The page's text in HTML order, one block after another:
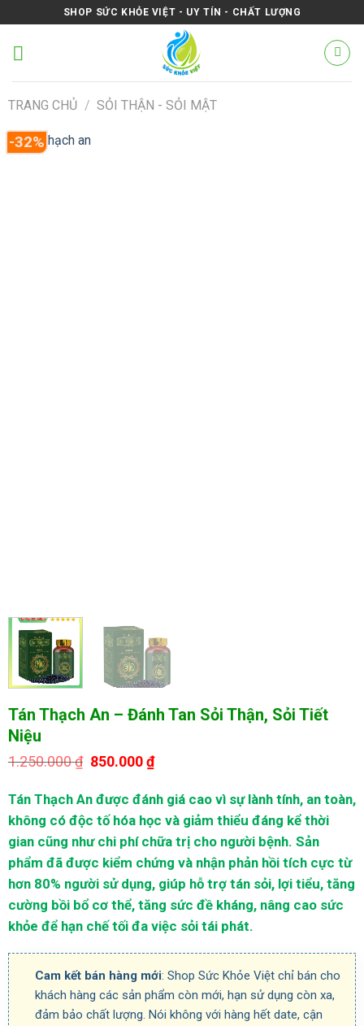
to
content
SHOP SỨC KHỎE VIỆT - UY TÍN - CHẤT LƯỢNG
TRANG CHỦ / SỎI THẬN - SỎI MẬT
-32%
Tán Thạch An – Đánh Tan Sỏi Thận, Sỏi Tiết
Niệu
1.250.000₫ Giá
là:
1.250.000 ₫.
850.000₫Giá
là:
850.000 ₫.
Tán Thạch An được đánh giá cao vì sự lành tính, an toàn,
không có độc tố hóa học và giảm thiểu đáng kể thời
gian cũng như chi phí chữa trị cho người bệnh. Sản
phẩm đã được kiểm chứng và nhận phản hồi tích cực từ
hơn 80% người sử dụng, giúp hỗ trợ tán sỏi, lợi tiểu, tăng
cường bồi bổ cơ thể, tăng sức đề kháng, nâng cao sức
khỏe để hạn chế tối đa việc sỏi tái phát.
Cam kết bán hàng mới: Shop Sức Khỏe Việt chỉ bán cho
khách hàng các sản phẩm còn mới, hạn sử dụng còn xa,
đảm bảo chất lượng. Nói không với hàng hết date, cận